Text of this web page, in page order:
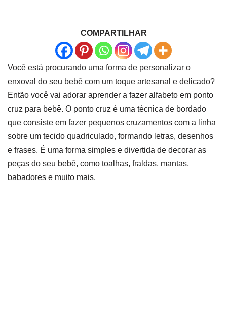
COMPARTILHAR
Você está procurando uma forma de personalizar o
enxoval do seu bebê com um toque artesanal e delicado?
Então você vai adorar aprender a fazer alfabeto em ponto
cruz para bebê. O ponto cruz é uma técnica de bordado
que consiste em fazer pequenos cruzamentos com a linha
sobre um tecido quadriculado, formando letras, desenhos
e frases. É uma forma simples e divertida de decorar as
peças do seu bebê, como toalhas, fraldas, mantas,
babadores e muito mais.